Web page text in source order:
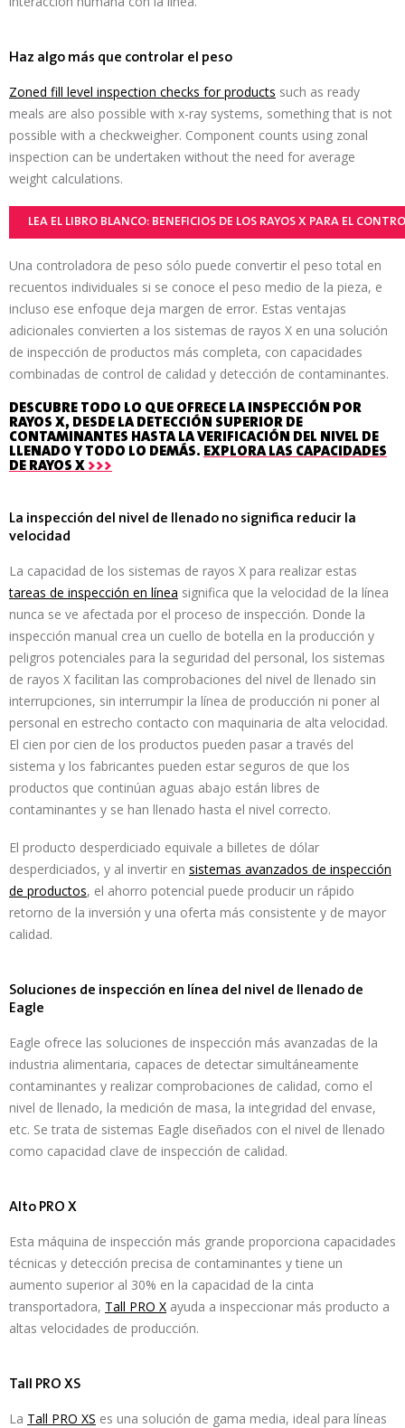
Haz algo más que controlar el peso
Zoned fill level inspection checks for products such as ready
meals are also possible with x-ray systems, something that is not
possible with a checkweigher. Component counts using zonal
inspection can be undertaken without the need for average
weight calculations.
LEA EL LIBRO BLANCO: BENEFICIOS DE LOS RAYOS X PARA EL
Una controladora de peso sólo puede convertir el peso total en
recuentos individuales si se conoce el peso medio de la pieza, e
incluso ese enfoque deja margen de error. Estas ventajas
adicionales convierten a los sistemas de rayos X en una solución
de inspección de productos más completa, con capacidades
combinadas de control de calidad y detección de contaminantes.
DESCUBRE TODO LO QUE OFRECE LA INSPECCIÓN POR
RAYOS X, DESDE LA DETECCIÓN SUPERIOR DE
CONTAMINANTES HASTA LA VERIFICACIÓN DEL NIVEL DE
LLENADO Y TODO LO DEMÁS. EXPLORA LAS CAPACIDADES
DE RAYOS X >>>
La inspección del nivel de llenado no significa reducir la
velocidad
La capacidad de los sistemas de rayos X para realizar estas
tareas de inspección en línea significa que la velocidad de la línea
nunca se ve afectada por el proceso de inspección. Donde la
inspección manual crea un cuello de botella en la producción y
peligros potenciales para la seguridad del personal, los sistemas
de rayos X facilitan las comprobaciones del nivel de llenado sin
interrupciones, sin interrumpir la línea de producción ni poner al
personal en estrecho contacto con maquinaria de alta velocidad.
El cien por cien de los productos pueden pasar a través del
sistema y los fabricantes pueden estar seguros de que los
productos que continúan aguas abajo están libres de
contaminantes y se han llenado hasta el nivel correcto.
El producto desperdiciado equivale a billetes de dólar
desperdiciados, y al invertir en sistemas avanzados de inspección
de productos, el ahorro potencial puede producir un rápido
retorno de la inversión y una oferta más consistente y de mayor
calidad.
Soluciones de inspección en línea del nivel de llenado de
Eagle
Eagle ofrece las soluciones de inspección más avanzadas de la
industria alimentaria, capaces de detectar simultáneamente
contaminantes y realizar comprobaciones de calidad, como el
nivel de llenado, la medición de masa, la integridad del envase,
etc. Se trata de sistemas Eagle diseñados con el nivel de llenado
como capacidad clave de inspección de calidad.
Alto PRO X
Esta máquina de inspección más grande proporciona capacidades
técnicas y detección precisa de contaminantes y tiene un
aumento superior al 30% en la capacidad de la cinta
transportadora, Tall PRO X ayuda a inspeccionar más producto a
altas velocidades de producción.
Tall PRO XS
La Tall PRO XS es una solución de gama media, ideal para líneas